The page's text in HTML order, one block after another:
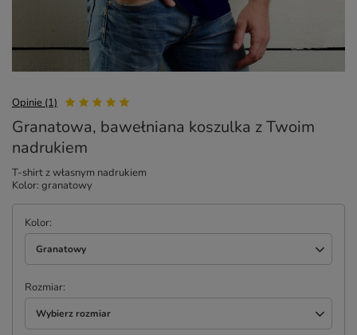
Opinie (1)
Granatowa, bawełniana koszulka z Twoim
nadrukiem
T-shirt z własnym nadrukiem
Kolor: granatowy
Kolor
Granatowy
Rozmiar
Wybierz rozmiar